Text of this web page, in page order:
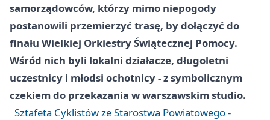
samorządowców, którzy mimo niepogody
postanowili przemierzyć trasę, by dołączyć do
finału Wielkiej Orkiestry Świątecznej Pomocy.
Wśród nich byli lokalni działacze, długoletni
uczestnicy i młodsi ochotnicy - z symbolicznym
czekiem do przekazania w warszawskim studio.
Sztafeta Cyklistów ze Starostwa Powiatowego -